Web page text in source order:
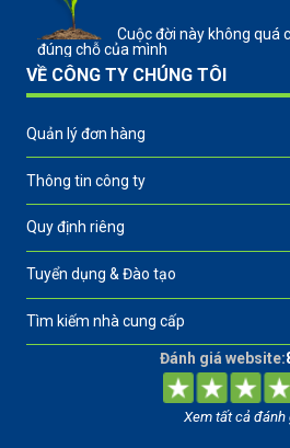
Cuộc đời này không quá
đúng chỗ của mình
VỀ CÔNG TY CHÚNG TÔI
Quản lý đơn hàng
Thông tin công ty
Quy định riêng
Tuyển dụng & Đào tạo
Tìm kiếm nhà cung cấp
Đánh giá website:
Xem tất cả đánh